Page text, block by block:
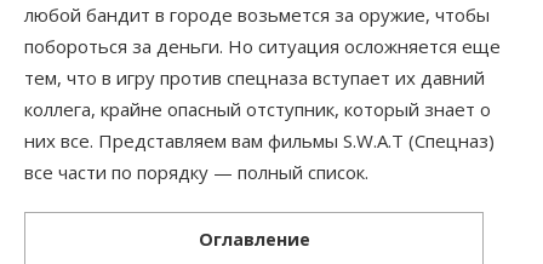
любой бандит в городе возьмется за оружие, чтобы
побороться за деньги. Но ситуация осложняется еще
тем, что в игру против спецназа вступает их давний
коллега, крайне опасный отступник, который знает о
них все. Представляем вам фильмы S.W.A.T (Спецназ)
все части по порядку — полный список.
Оглавление